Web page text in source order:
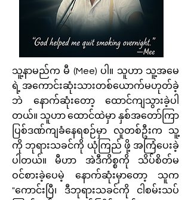
သူ့နာမည်က မီ (Mee) ပါ။ သူဟာ သူ့အမေ
ရဲ့ အကောင်းဆုံးသားတစ်ယောက်မဟုတ်ခဲ့
ဘဲ နောက်ဆုံးတော့ ထောင်ကျသွားခဲ့ပါ
တယ်။ သူဟာ ထောင်ထဲမှာ နှစ်အတော်ကြာ
ပြစ်ဒဏ်ကျခံနေရစဉ်မှာ လူတစ်ဦးက သူ့
ကို ဘုရားသခင်ကို ယုံကြည် ဖို့ အကြံပေးခဲ့
ပါတယ်။ မီဟာ အဲဒီကိစ္စကို သိပ်စိတ်မ
ဝင်စားခဲ့ပေမဲ့ နောက်ဆုံးမှာတော့ သူက
"ကောင်းပြီ၊ ဒီဘုရားသခင်ကို ငါစမ်းသပ်